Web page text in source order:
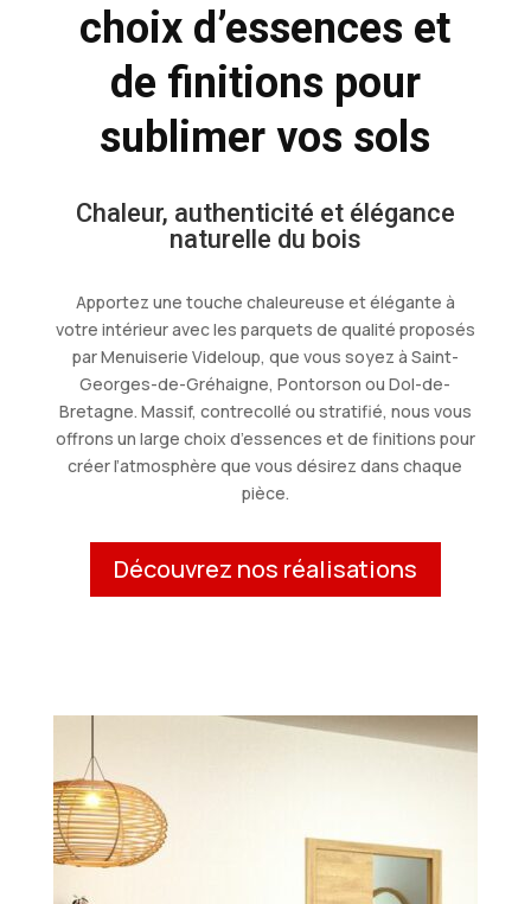
choix d’essences et
de finitions pour
sublimer vos sols
Chaleur, authenticité et élégance
naturelle du bois
Apportez une touche chaleureuse et élégante à
votre intérieur avec les parquets de qualité proposés
par Menuiserie Videloup, que vous soyez à Saint-
Georges-de-Gréhaigne, Pontorson ou Dol-de-
Bretagne. Massif, contrecollé ou stratifié, nous vous
offrons un large choix d’essences et de finitions pour
créer l’atmosphère que vous désirez dans chaque
pièce.
Découvrez nos réalisations